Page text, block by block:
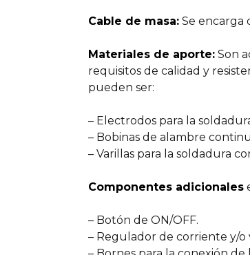
Cable de masa: Se encarga
Materiales de aporte: Son
requisitos de calidad y
pueden ser:
– Electrodos para la
– Bobinas de alambre
– Varillas para la soldadura
Componentes adicionales
– Botón de ON/OFF.
– Regulador de corriente y/o